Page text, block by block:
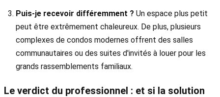
Puis-je recevoir différemment ? Un espace plus petit
peut être extrêmement chaleureux. De plus, plusieurs
complexes de condos modernes offrent des salles
communautaires ou des suites d'invités à louer pour les
grands rassemblements familiaux.
Le verdict du professionnel : et si la solution